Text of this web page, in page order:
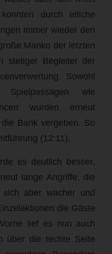
durch etliche
immer wieder den
Manko der letzten
stetiger Begleiter der
Sowohl
Spielpassagen wie
wurden erneut
Bank vergeben. So
(12:11).
es deutlich besser.
lange Angriffe, die
sich aber wacher und
die Gäste
lief es nun auch
über die rechte Seite